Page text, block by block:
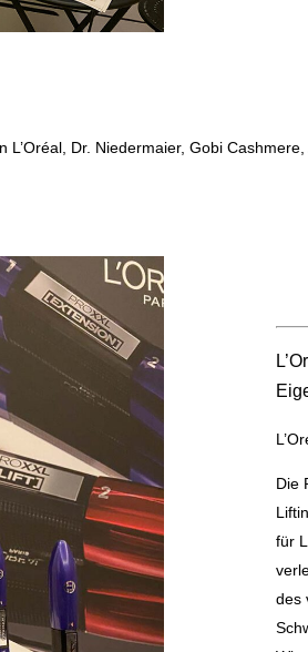
Dr. Niedermaier, Gobi
Die
für
des